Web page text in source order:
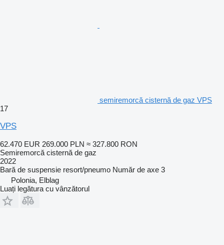
semiremorcă cisternă de gaz VPS
17
VPS
62.470 EUR 269.000 PLN ≈ 327.800 RON
Semiremorcă cisternă de gaz
2022
Bară de suspensie resort/pneumo Număr de axe 3
Polonia, Elblag
Luați legătura cu vânzătorul